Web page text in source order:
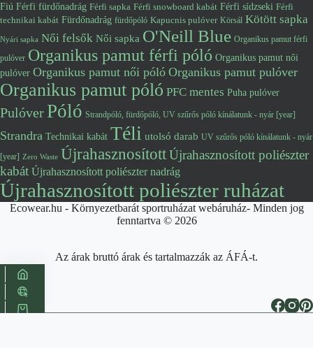
Fiú Férfi fürdőnadrág Férfi sapka Férfi snowboard kabát Férfi sídzseki Férfi
technikai kabát Fürdőnadrág fürdőpóló Kapucnis pulóver Körsál Kötött sapka
Nyári sapka Női felsők Női sapka O'Neill Blue Organikus pamut férfi
pulóver Organikus pamut férfi póló Organikus pamut női
pulóver Organikus pamut női póló Organikus pamut pulóver
Organikus pamut póló PFC mentes Puha pulóver
PulóverPóló Strandpóló, fürdőpóló, UV szűrős póló kínálatunk - nyár [year]
Strandra Technikai kabát Téli utolsó darab UV szűrős póló kínálatunk - nyár
[year] Zero Waste ÚjrahasznosítottÚjrahasznosított poliészter
kabát Újrahasznosított poliészter nadrág
Újrahasznosított poliészter ruházat
Ecowear.hu - Környezetbarát sportruházat webáruház- Minden jog
fenntartva © 2026
Az árak bruttó árak és tartalmazzák az ÁFÁ-t.